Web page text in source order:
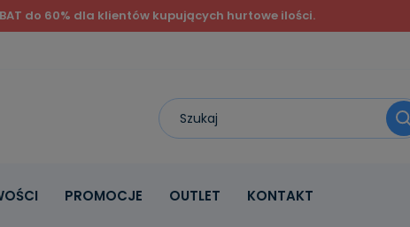
do 60% dla klientów kupujących hurtowe ilości.
PROMOCJE OUTLET KONTAKT